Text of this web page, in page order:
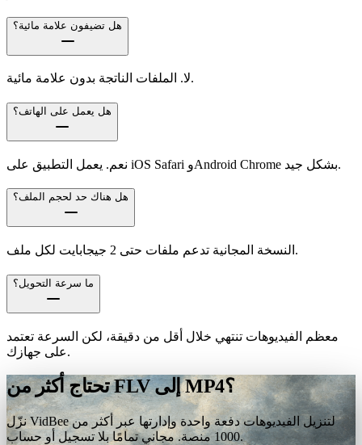
هل تضيفون علامة مائية؟
لا. الملفات الناتجة بدون علامة مائية.
هل يعمل على الهاتف؟
نعم. يعمل التطبيق على iOS Safari وAndroid Chrome بشكل جيد.
هل هناك حد لحجم الملف؟
النسخة المجانية تدعم ملفات حتى 2 جيجابايت لكل ملف.
ما سرعة التحويل؟
معظم الفيديوهات تنتهي خلال أقل من دقيقة، لكن السرعة تعتمد
على جهازك.
تحتاج أكثر من FLV إلى MP4؟
نزّل VidBee لتنزيل الفيديوهات دفعة واحدة وإدارتها عبر أكثر من
1000 منصة. مجاني تمامًا بلا تسجيل أو حساب.